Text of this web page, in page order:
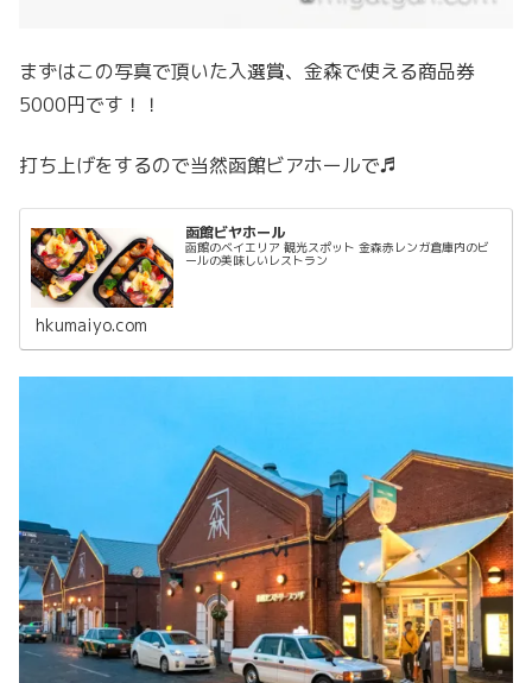
まずはこの写真で頂いた入選賞、金森で使える商品券
5000円です！！
打ち上げをするので当然函館ビアホールで♬
函館ビヤホール
函館のベイエリア 観光スポット 金森赤レンガ倉庫内のビ
ールの美味しいレストラン
hkumaiyo.com